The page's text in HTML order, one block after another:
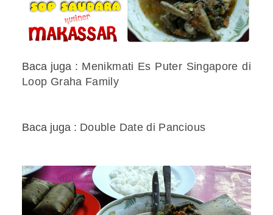
Baca juga : Menikmati Es Puter Singapore di
Loop Graha Family
Baca juga : Double Date di Pancious